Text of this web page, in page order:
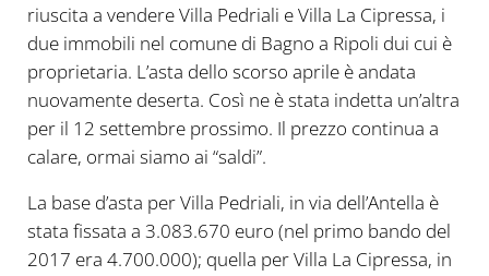
riuscita a vendere Villa Pedriali e Villa La Cipressa, i
due immobili nel comune di Bagno a Ripoli dui cui è
proprietaria. L’asta dello scorso aprile è andata
nuovamente deserta. Così ne è stata indetta un’altra
per il 12 settembre prossimo. Il prezzo continua a
calare, ormai siamo ai “saldi”.
La base d’asta per Villa Pedriali, in via dell’Antella è
stata fissata a 3.083.670 euro (nel primo bando del
2017 era 4.700.000); quella per Villa La Cipressa, in